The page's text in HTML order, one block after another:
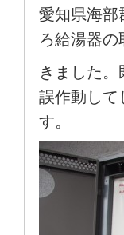
愛知県海部
ろ給湯器の
きました
誤作動して
す。